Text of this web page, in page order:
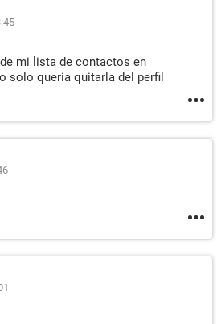
mi lista de contactos en
solo queria quitarla del perfil